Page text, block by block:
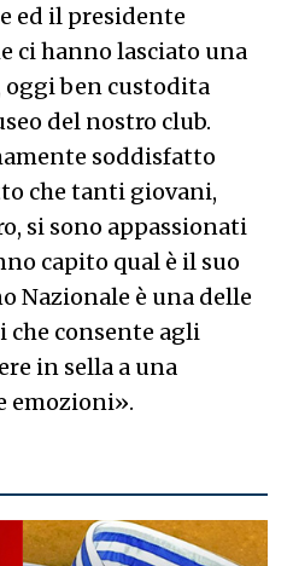
ed il presidente
ci hanno lasciato una
ben custodita
del nostro club.
soddisfatto
che tanti giovani,
si sono appassionati
capito qual è il suo
Nazionale è una delle
consente agli
in sella a una
emozioni».